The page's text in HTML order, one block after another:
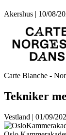
Akershus | 10/08/
Carte Blanche -
Tekniker
Vestland | 01/09/